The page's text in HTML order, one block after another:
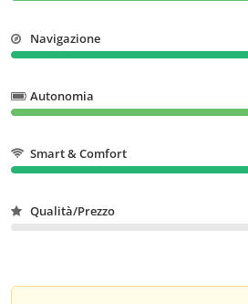
Navigazione
Autonomia
Smart & Comfort
Qualità/Prezzo